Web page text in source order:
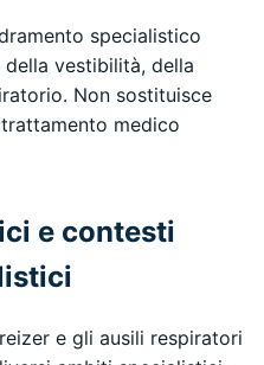
specialistico
vestibilità, della
Non sostituisce
medico
e contesti
e gli ausili respiratori